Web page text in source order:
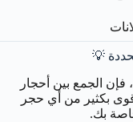
💡
فإن الجمع بين أحجار
أقوى بكثير من أي حجر
بك.